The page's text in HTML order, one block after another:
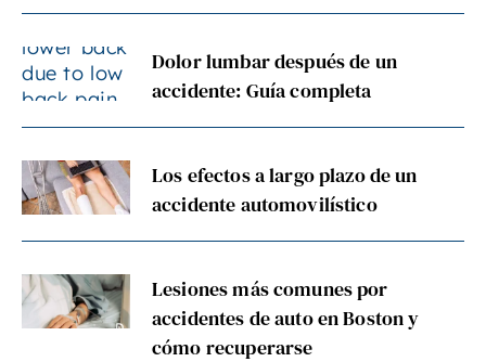
Dolor lumbar después de un
accidente: Guía completa
Los efectos a largo plazo de un
accidente automovilístico
Lesiones más comunes por
accidentes de auto en Boston y
cómo recuperarse